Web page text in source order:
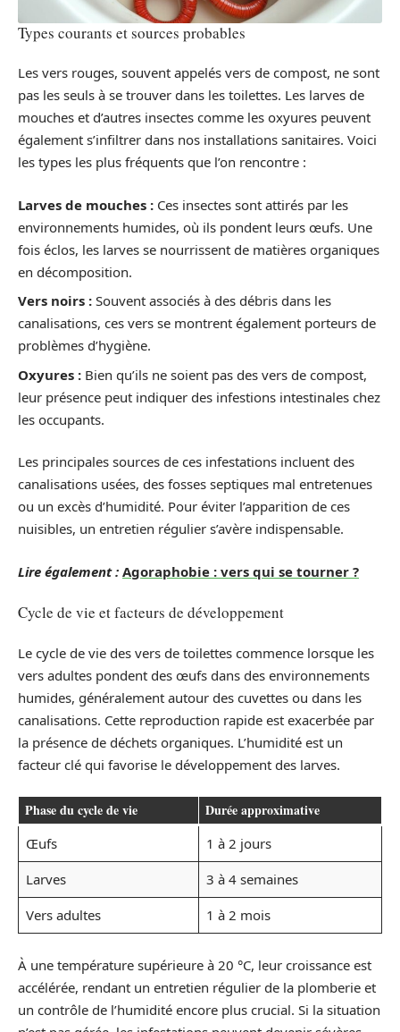
Types courants et sources probables
Les vers rouges, souvent appelés vers de compost, ne sont
pas les seuls à se trouver dans les toilettes. Les larves de
mouches et d’autres insectes comme les oxyures peuvent
également s’infiltrer dans nos installations sanitaires. Voici
les types les plus fréquents que l’on rencontre :
Larves de mouches : Ces insectes sont attirés par les
environnements humides, où ils pondent leurs œufs. Une
fois éclos, les larves se nourrissent de matières organiques
en décomposition.
Vers noirs : Souvent associés à des débris dans les
canalisations, ces vers se montrent également porteurs de
problèmes d’hygiène.
Oxyures : Bien qu’ils ne soient pas des vers de compost,
leur présence peut indiquer des infestions intestinales chez
les occupants.
Les principales sources de ces infestations incluent des
canalisations usées, des fosses septiques mal entretenues
ou un excès d’humidité. Pour éviter l’apparition de ces
nuisibles, un entretien régulier s’avère indispensable.
Lire également : Agoraphobie : vers qui se tourner ?
Cycle de vie et facteurs de développement
Le cycle de vie des vers de toilettes commence lorsque les
vers adultes pondent des œufs dans des environnements
humides, généralement autour des cuvettes ou dans les
canalisations. Cette reproduction rapide est exacerbée par
la présence de déchets organiques. L’humidité est un
facteur clé qui favorise le développement des larves.
Phase du cycle de vie Durée approximative
Œufs
1 à 2 jours
Larves
3 à 4 semaines
Vers adultes
1 à 2 mois
À une température supérieure à 20 °C, leur croissance est
accélérée, rendant un entretien régulier de la plomberie et
un contrôle de l’humidité encore plus crucial. Si la situation